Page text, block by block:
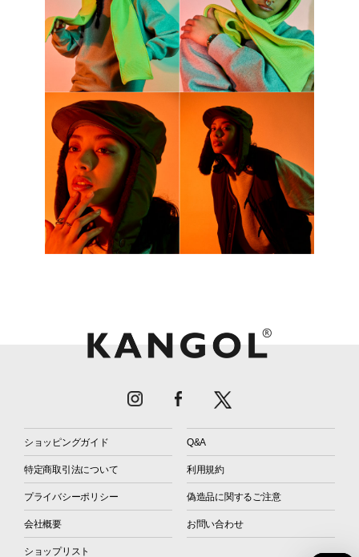
ショッピングガイド Q&A
特定商取引法について 利用規約
プライバシーポリシー 偽造品に関するご注意
会社概要 お問い合わせ
ショップリスト